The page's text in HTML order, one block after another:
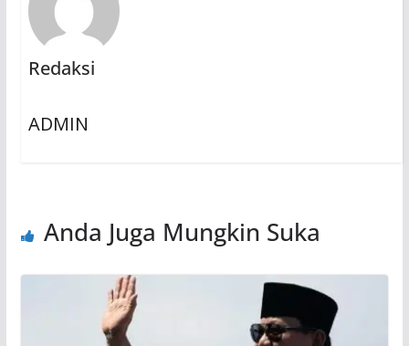
Redaksi
ADMIN
Anda Juga Mungkin Suka